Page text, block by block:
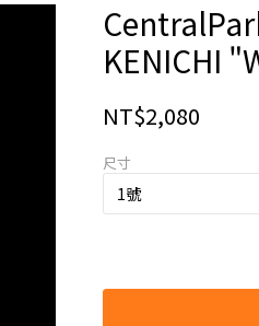
KENICHI
NT$2,080
尺寸